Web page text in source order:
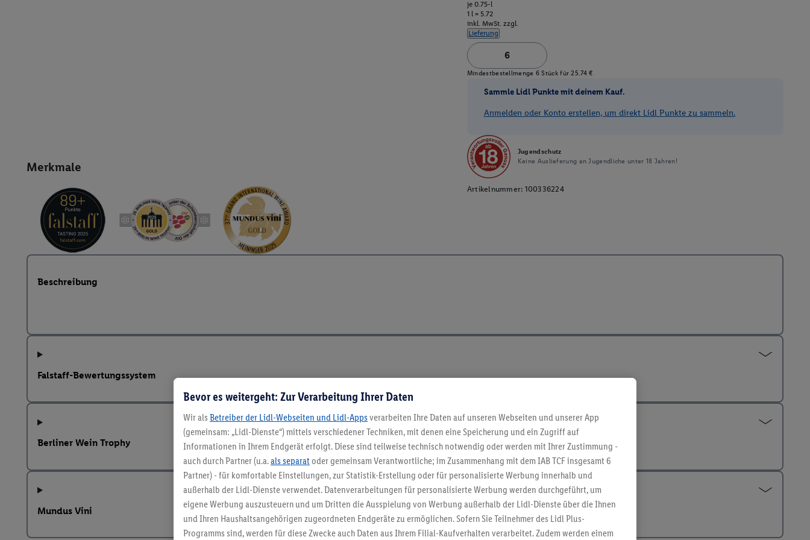
Merkmale
je 0.75-l
1 l = 5.72
inkl. MwSt. zzgl.
Lieferung
Mindestbestellmenge 6 Stück für 25.74 €
Sammle Lidl Punkte mit deinem Kauf.
Anmelden oder Konto erstellen, um direkt Lidl Punkte zu sammeln.
Jugendschutz
Keine Auslieferung an Jugendliche unter 18 Jahren!
Artikelnummer: 100336224
Beschreibung
Falstaff-Bewertungssystem
Berliner Wein Trophy
Mundus Vini
Bevor es weitergeht: Zur Verarbeitung Ihrer Daten
Wir als Betreiber der Lidl-Webseiten und Lidl-Apps verarbeiten Ihre Daten auf unseren Webseiten und unserer App
(gemeinsam: „Lidl-Dienste“) mittels verschiedener Techniken, mit denen eine Speicherung und ein Zugriff auf
Informationen in Ihrem Endgerät erfolgt. Diese sind teilweise technisch notwendig oder werden mit Ihrer Zustimmung -
auch durch Partner (u.a.als separat oder gemeinsam Verantwortliche; im Zusammenhang mit dem IAB TCF insgesamt 6
Partner) - für komfortable Einstellungen, zur Statistik-Erstellung oder für personalisierte Werbung innerhalb und
außerhalb der Lidl-Dienste verwendet. Datenverarbeitungen für personalisierte Werbung werden durchgeführt, um
eigene Werbung auszusteuern und um Dritten die Ausspielung von Werbung außerhalb der Lidl-Dienste über die Ihnen
und Ihren Haushaltsangehörigen zugeordneten Endgeräte zu ermöglichen. Sofern Sie Teilnehmer des Lidl Plus-
Programms sind, werden für diese Zwecke auch Daten aus Ihrem Filial-Kaufverhalten verarbeitet. Zudem werden einem